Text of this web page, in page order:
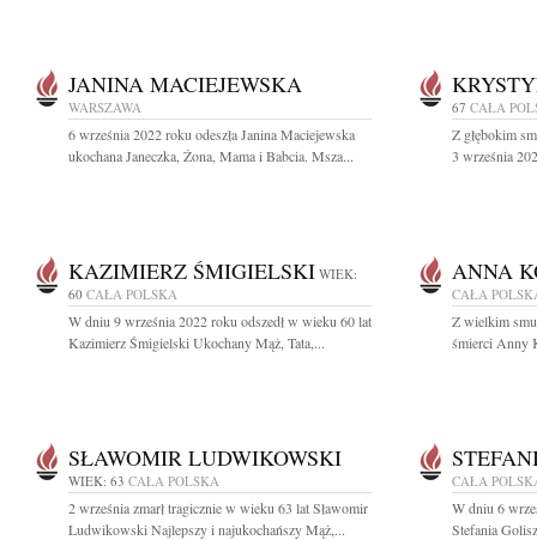
JANINA MACIEJEWSKA
WARSZAWA
6 września 2022 roku odeszła Janina Maciejewska
ukochana Janeczka, Żona, Mama i Babcia. Msza...
67 CAŁA
Z głębokim
3 września
KAZIMIERZ ŚMIGIELSKI WIEK:
60 CAŁA POLSKA
W dniu 9 września 2022 roku odszedł w wieku 60 lat
Kazimierz Śmigielski Ukochany Mąż, Tata,...
ANNA
CAŁA
Z wielkim
śmierci Anny
SŁAWOMIR LUDWIKOWSKI
WIEK: 63 CAŁA POLSKA
2 września zmarł tragicznie w wieku 63 lat Sławomir
Ludwikowski Najlepszy i najukochańszy Mąż,...
CAŁA
W dniu 6
Stefania